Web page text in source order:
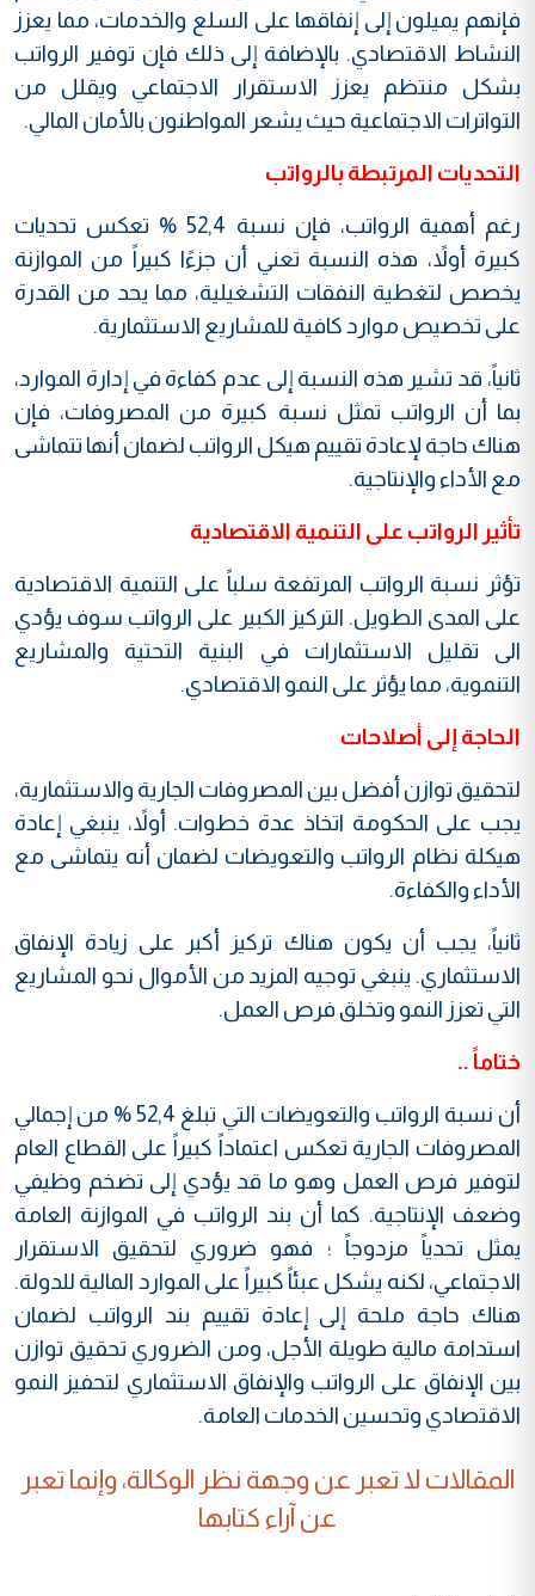
فإنهم يميلون إلى إنفاقها على السلع والخدمات، مما يعزز
النشاط الاقتصادي. بالإضافة إلى ذلك فإن توفير الرواتب
بشكل منتظم يعزز الاستقرار الاجتماعي ويقلل من
التواترات الاجتماعية حيث يشعر المواطنون بالأمان المالي.
التحديات المرتبطة بالرواتب
رغم أهمية الرواتب، فإن نسبة 52,4 % تعكس تحديات
كبيرة أولاً، هذه النسبة تعني أن جزءًا كبيراً من الموازنة
يخصص لتغطية النفقات التشغيلية، مما يحد من القدرة
على تخصيص موارد كافية للمشاريع الاستثمارية.
ثانياً، قد تشير هذه النسبة إلى عدم كفاءة في إدارة الموارد،
بما أن الرواتب تمثل نسبة كبيرة من المصروفات، فإن
هناك حاجة لإعادة تقييم هيكل الرواتب لضمان أنها تتماشى
مع الأداء والإنتاجية.
تأثير الرواتب على التنمية الاقتصادية
تؤثر نسبة الرواتب المرتفعة سلباً على التنمية الاقتصادية
على المدى الطويل. التركيز الكبير على الرواتب سوف يؤدي
الى تقليل الاستثمارات في البنية التحتية والمشاريع
التنموية، مما يؤثر على النمو الاقتصادي.
الحاجة إلى أصلاحات
لتحقيق توازن أفضل بين المصروفات الجارية والاستثمارية،
يجب على الحكومة اتخاذ عدة خطوات. أولاً، ينبغي إعادة
هيكلة نظام الرواتب والتعويضات لضمان أنه يتماشى مع
الأداء والكفاءة.
ثانياً، يجب أن يكون هناك تركيز أكبر على زيادة الإنفاق
الاستثماري. ينبغي توجيه المزيد من الأموال نحو المشاريع
التي تعزز النمو وتخلق فرص العمل.
ختاماً ..
أن نسبة الرواتب والتعويضات التي تبلغ 52,4 % من إجمالي
المصروفات الجارية تعكس اعتماداً كبيراً على القطاع العام
لتوفير فرص العمل وهو ما قد يؤدي إلى تضخم وظيفي
وضعف الإنتاجية. كما أن بند الرواتب في الموازنة العامة
يمثل تحدياً مزدوجاً ؛ فهو ضروري لتحقيق الاستقرار
الاجتماعي، لكنه يشكل عبئاً كبيراً على الموارد المالية للدولة.
هناك حاجة ملحة إلى إعادة تقييم بند الرواتب لضمان
استدامة مالية طويلة الأجل، ومن الضروري تحقيق توازن
بين الإنفاق على الرواتب والإنفاق الاستثماري لتحفيز النمو
الاقتصادي وتحسين الخدمات العامة.
المقالات لا تعبر عن وجهة نظر الوكالة، وإنما تعبر
عن آراء كتابها